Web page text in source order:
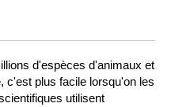
d'espèces d'animaux et
c'est plus facile lorsqu'on les
utilisent